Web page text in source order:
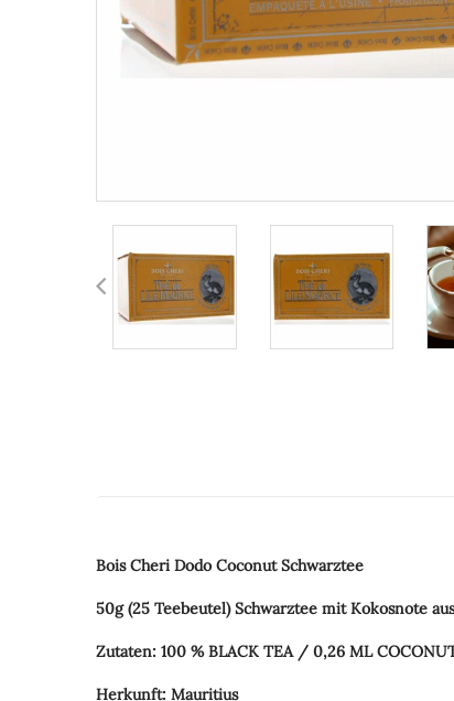
Bois Cheri Dodo Coconut Schwarztee
50g (25 Teebeutel) Schwarztee mit Kokosnote
Zutaten: 100 % BLACK TEA / 0,26 ML
Herkunft: Mauritius